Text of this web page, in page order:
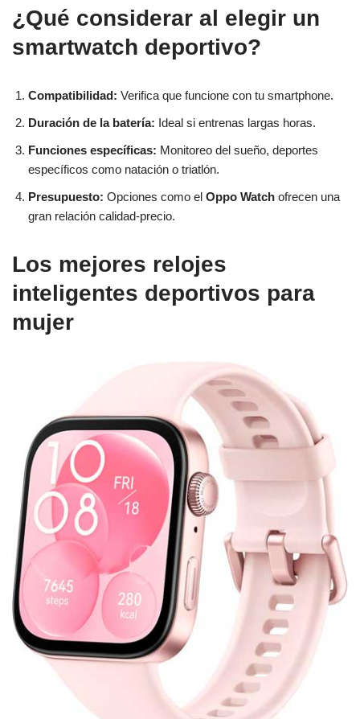
¿Qué considerar al elegir un
smartwatch deportivo?
Compatibilidad: Verifica que funcione con tu smartphone.
Duración de la batería: Ideal si entrenas largas horas.
Funciones específicas: Monitoreo del sueño, deportes
específicos como natación o triatlón.
Presupuesto: Opciones como el Oppo Watch ofrecen una
gran relación calidad-precio.
Los mejores relojes
inteligentes deportivos para
mujer